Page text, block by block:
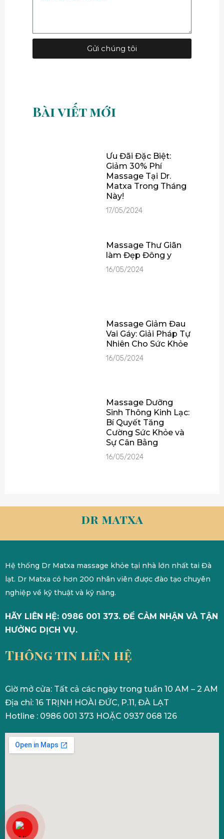
Gửi chúng tôi
Bài viết mới
Ưu Đãi Đặc Biệt:
Giảm 30% Phí
Massage Tại Dr.
Matxa Trong Tháng
Này!
17/05/2024
Massage Thư Giãn
làm Đẹp Đông y
16/05/2024
Massage Giảm Đau
Vai Gáy: Giải Pháp Tự
Nhiên Cho Sức Khỏe
16/05/2024
Massage Dưỡng
Sinh Thông Kinh Lạc:
Bí Quyết Tăng
Cường Sức Khỏe và
Sự Cân Bằng
16/05/2024
dr matxa
Hệ thống Dr Matxa massage khỏe tại nhà lớn nhất tai Đà
lạt. Dr Matxa có hơn 200 nhân viên được đào tạo chuyên
nghiệp về kỹ thuật và kỹ năng.
HÃY LIÊN HỆ: 0986 001 373. ĐỂ CẢM NHẬN VÀ TẬN
HƯỞNG DỊCH VỤ.
Thông tin liên hệ
Giờ mở cửa: Tất cả các ngày trong tuần 10 AM – 2 AM
Địa chỉ: 16 TRỊNH HOÀI ĐỨC, P.11, ĐÀ LẠT
Hotline : 0986 001 373 HOẶC 0937 068 126